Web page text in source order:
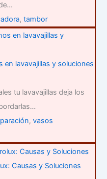
,tambor
en lavavajillas y soluciones
tu lavavajillas deja los
,vasos
Causas y Soluciones